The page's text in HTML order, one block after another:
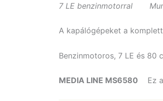
7 LE benzinmotorral
A kapálógépeket a
Benzinmotoros, 7 LE és 80
MEDIA LINE MS6580 Ez